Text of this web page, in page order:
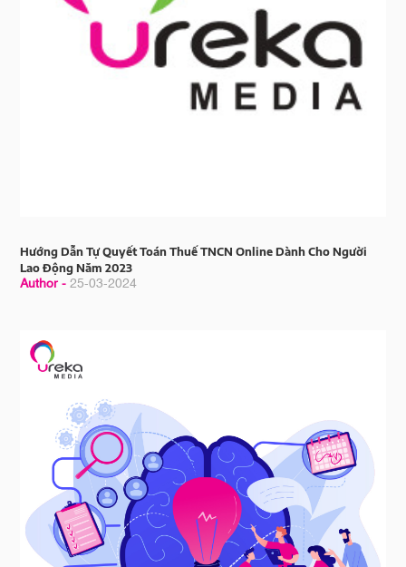
Hướng Dẫn Tự Quyết Toán Thuế TNCN Online Dành Cho Người
Lao Động Năm 2023
Author -25-03-2024